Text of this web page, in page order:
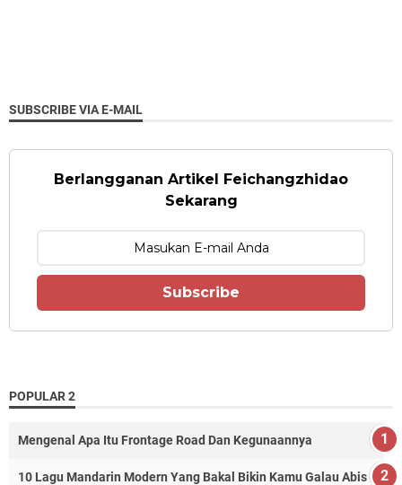
SUBSCRIBE VIA E-MAIL
Berlangganan Artikel Feichangzhidao
Sekarang
Subscribe
POPULAR 2
Mengenal Apa Itu Frontage Road Dan Kegunaannya
10 Lagu Mandarin Modern Yang Bakal Bikin Kamu Galau Abis